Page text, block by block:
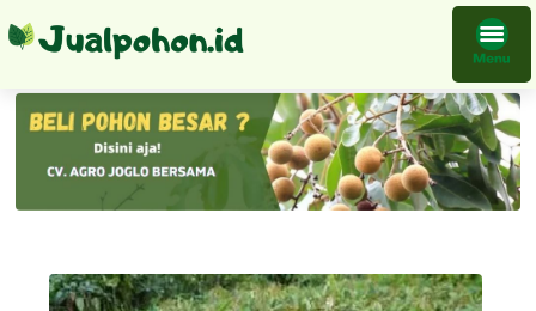
Tanaman Buah Alpukat Aligator Bibit Okulasi Cepat Berbuah Melayani Proyek Penghijauan